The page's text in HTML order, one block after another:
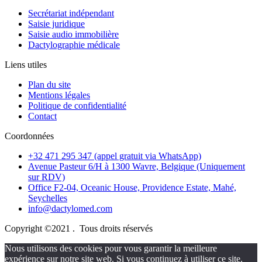
Secrétariat indépendant
Saisie juridique
Saisie audio immobilière
Dactylographie médicale
Liens utiles
Plan du site
Mentions légales
Politique de confidentialité
Contact
Coordonnées
+32 471 295 347 (appel gratuit via WhatsApp)
Avenue Pasteur 6/H à 1300 Wavre, Belgique (Uniquement
sur RDV)
Office F2-04, Oceanic House, Providence Estate, Mahé,
Seychelles
info@dactylomed.com
Copyright ©2021 . Tous droits réservés
Nous utilisons des cookies pour vous garantir la meilleure
expérience sur notre site web. Si vous continuez à utiliser ce site,